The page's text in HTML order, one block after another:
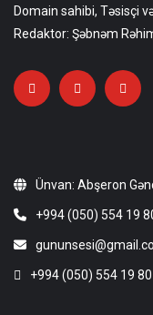
Domain sahibi, Təsisçi
Redaktor: Şəbnəm
Ünvan: Abşeron
+994 (050) 554 19
+994 (050) 554 19 80